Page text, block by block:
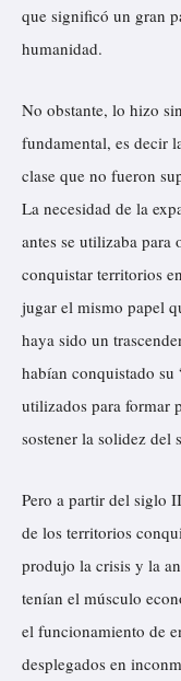
que significó un gran
humanidad.
No obstante, lo hizo
fundamental, es decir
clase que no fueron
La necesidad de la
antes se utilizaba para
conquistar territorios
jugar el mismo papel
haya sido un
habían conquistado
utilizados para formar
sostener la solidez del
Pero a partir del siglo
de los territorios
produjo la crisis y la
tenían el músculo
el funcionamiento de
desplegados en